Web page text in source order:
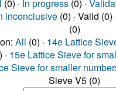
(0) · In progress(0) ·
inconclusive(0) · Valid (0) ·
(0)
All (0) · 14e Lattice
· 15e Lattice Sieve for
Sieve for smaller
Sieve V5 (0)